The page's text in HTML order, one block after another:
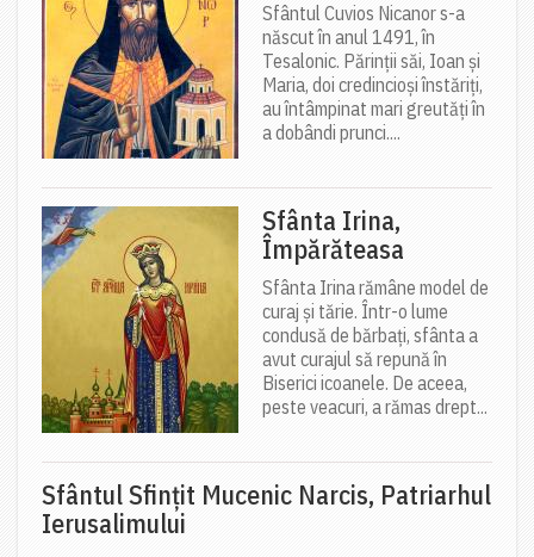
Sfântul Cuvios Nicanor s-a
născut în anul 1491, în
Tesalonic. Părinții săi, Ioan și
Maria, doi credincioși înstăriți,
au întâmpinat mari greutăți în
a dobândi prunci....
Sfânta Irina,
Împărăteasa
Sfânta Irina rămâne model de
curaj și tărie. Într-o lume
condusă de bărbați, sfânta a
avut curajul să repună în
Biserici icoanele. De aceea,
peste veacuri, a rămas drept...
Sfântul Sfinţit Mucenic Narcis, Patriarhul
Ierusalimului